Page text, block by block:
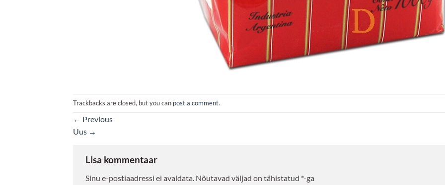
Trackbacks are closed, but you can post a comment.
← Previous
Uus →
Lisa kommentaar
Sinu e-postiaadressi ei avaldata. Nõutavad väljad on tähistatud *-ga